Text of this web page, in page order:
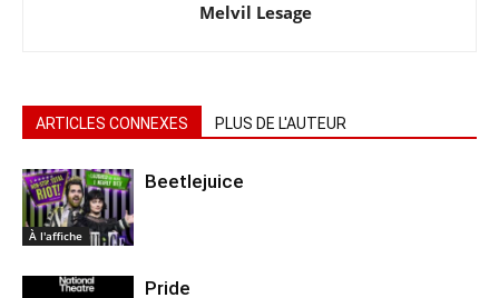
Melvil Lesage
ARTICLES CONNEXES PLUS DE L'AUTEUR
À l'affiche
Beetlejuice
Pride